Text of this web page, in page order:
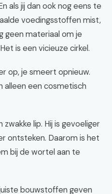
als jij dan ook nog eens te
voedingsstoffen mist,
geen materiaal om je
is een vicieuze cirkel.
op, je smeert opnieuw.
alleen een cosmetisch
lip. Hij is gevoeliger
ontsteken. Daarom is het
bij de wortel aan te
bouwstoffen geven